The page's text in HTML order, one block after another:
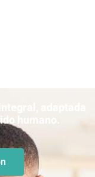
humano.